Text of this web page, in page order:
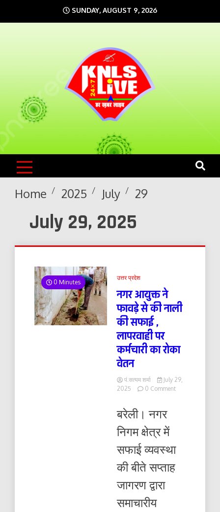
to
SUNDAY, AUGUST 9, 2026
KNLS LIVE
India`s No.1 News Portal
Home 2025 July 29
July 29, 2025
0 Minutes
उत्तर प्रदेश
नगर आयुक्त ने
फावड़े से की नाली
की सफाई ,
लापरवाही पर
कर्मचारी का रोका
वेतन
पं.सत्यम शर्मा
July 29,
2025
0 Commenton
बरेली। नगर
निगम क्षेत्र में
सफाई व्यवस्था
की बीते सप्ताह
जागरण द्वारा
समाचारीय